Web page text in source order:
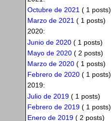
Octubre de 2021 ( 1 posts)
Marzo de 2021( 1 posts)
2020:
Junio de 2020( 1 posts)
Mayo de 2020( 2 posts)
Marzo de 2020( 1 posts)
Febrero de 2020( 1 posts)
2019:
Julio de 2019( 1 posts)
Febrero de 2019( 1 posts)
Enero de 2019( 2 posts)